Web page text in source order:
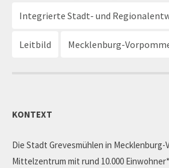
Integrierte Stadt- und
Leitbild Mecklenburg-
KONTEXT
Die Stadt Grevesmühlen in Mecklenburg-
Mittelzentrum mit rund 10.000